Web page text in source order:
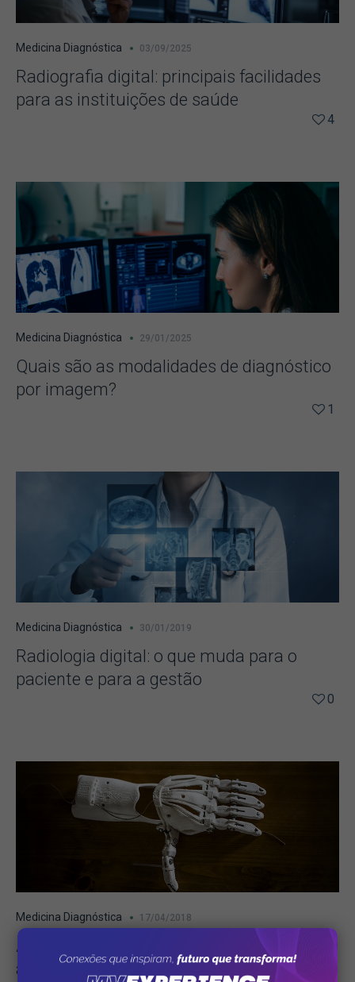
Medicina Diagnóstica 03/09/2025
Radiografia digital: principais facilidades
para as instituições de saúde
4
Medicina Diagnóstica 29/01/2025
Quais são as modalidades de diagnóstico
por imagem?
1
Medicina Diagnóstica 30/01/2019
Radiologia digital: o que muda para o
paciente e para a gestão
0
Medicina Diagnóstica 17/04/2018
Apoio ao diagnóstico: impressão 3D
amplia assertividade de exames de